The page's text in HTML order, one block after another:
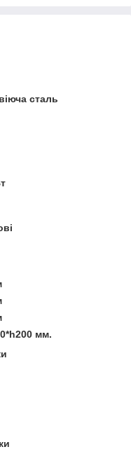
сталь
мм.